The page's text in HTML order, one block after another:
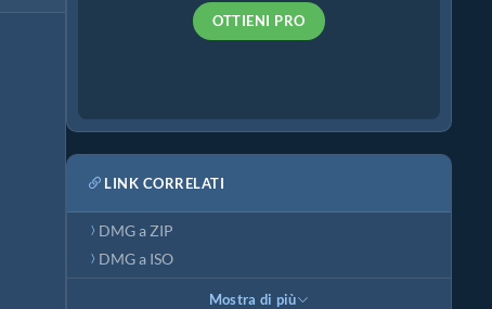
OTTIENI PRO
LINK CORRELATI
DMG a ZIP
DMG a ISO
Mostra di più